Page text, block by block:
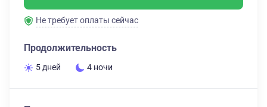
Не требует оплаты сейчас
Продолжительность
5 дней 4 ночи